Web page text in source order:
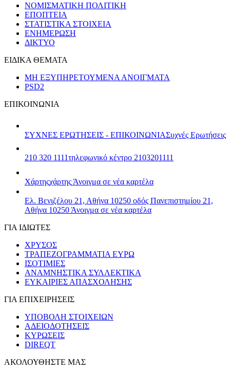
ΝΟΜΙΣΜΑΤΙΚΗ ΠΟΛΙΤΙΚΗ
ΕΠΟΠΤΕΙΑ
ΣΤΑΤΙΣΤΙΚΑ ΣΤΟΙΧΕΙΑ
ΕΝΗΜΕΡΩΣΗ
ΔΙΚΤΥΟ
ΕΙΔΙΚΑ ΘΕΜΑΤΑ
ΜΗ ΕΞΥΠΗΡΕΤΟΥΜΕΝΑ ΑΝΟΙΓΜΑΤΑ
PSD2
ΕΠΙΚΟΙΝΩΝΙΑ
ΣΥΧΝΕΣ ΕΡΩΤΗΣΕΙΣ - ΕΠΙΚΟΙΝΩΝΙΑΣυχνές Ερωτήσεις
210 320 1111τηλεφωνικό κέντρο 2103201111
Χάρτηςχάρτης Άνοιγμα σε νέα καρτέλα
Ελ. Βενιζέλου 21, Αθήνα 10250 οδός Πανεπιστημίου 21,
Αθήνα 10250 Άνοιγμα σε νέα καρτέλα
ΓΙΑ ΙΔΙΩΤΕΣ
ΧΡΥΣΟΣ
ΤΡΑΠΕΖΟΓΡΑΜΜΑΤΙΑ ΕΥΡΩ
ΙΣΟΤΙΜΙΕΣ
ΑΝΑΜΝΗΣΤΙΚΑ ΣΥΛΛΕΚΤΙΚΑ
ΕΥΚΑΙΡΙΕΣ ΑΠΑΣΧΟΛΗΣΗΣ
ΓΙΑ ΕΠΙΧΕΙΡΗΣΕΙΣ
ΥΠΟΒΟΛΗ ΣΤΟΙΧΕΙΩΝ
ΑΔΕΙΟΔΟΤΗΣΕΙΣ
ΚΥΡΩΣΕΙΣ
DIREQT
ΑΚΟΛΟΥΘΗΣΤΕ ΜΑΣ